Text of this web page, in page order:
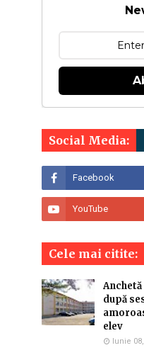
Social Media:
Cele mai citite:
după
elev
Iunie